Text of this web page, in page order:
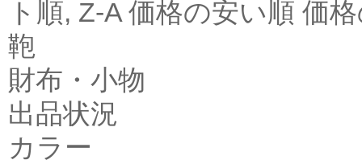
ト順, Z-A 価格の安い順 価
鞄
財布・小物
出品状況
カラー